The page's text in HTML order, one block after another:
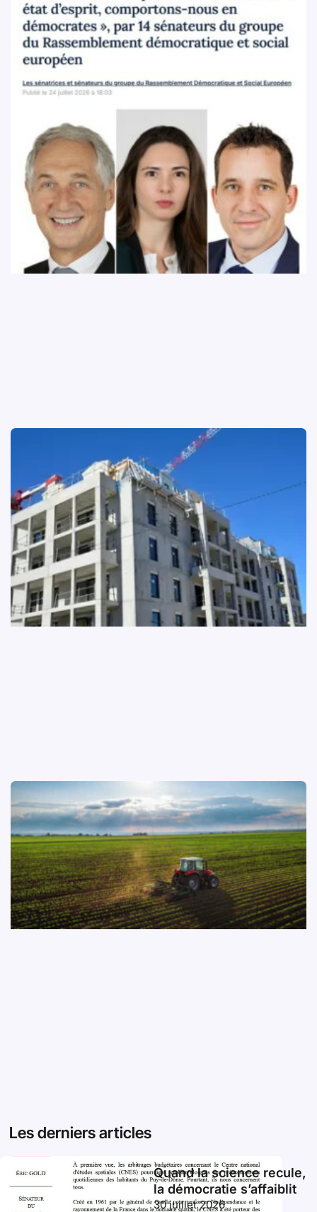
Les derniers articles
Quand la science recule,
la démocratie s’affaiblit
30 juillet 2026